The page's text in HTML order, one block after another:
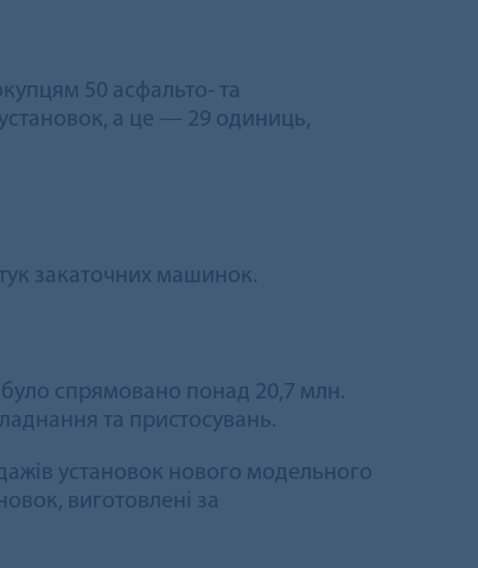
50 асфальто- та
а це — 29 одиниць,
закаточних машинок.
спрямовано понад 20,7 млн.
та пристосувань.
установок нового модельного
виготовлені за